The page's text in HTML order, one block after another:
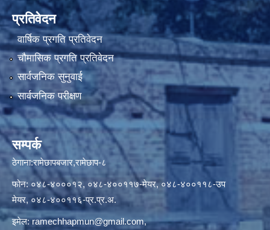
प्रतिवेदन
वार्षिक प्रगति प्रतिवेदन
चौमासिक प्रगति प्रतिवेदन
सार्वजनिक सुनुवाई
सार्वजनिक परीक्षण
सम्पर्क
ठेगाना:रामेछापबजार,रामेछाप-८
फोन: ०४८-४०००१२, ०४८-४००११७-मेयर, ०४८-४००११८-उप
मेयर, ०४८-४००११६-प्र.प्र.अ.
इमेल:ramechhapmun@gmail.com,